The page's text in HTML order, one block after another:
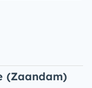
(Zaandam)